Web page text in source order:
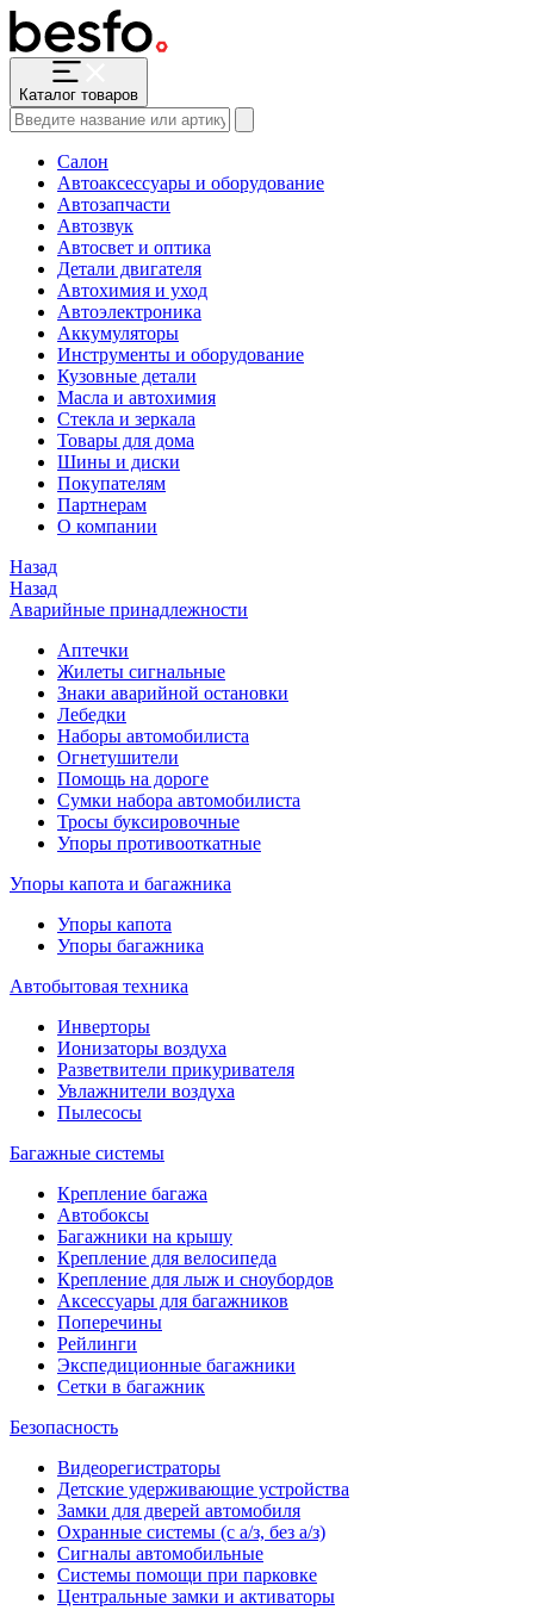
Каталог товаров
Салон
Автоаксессуары и оборудование
Автозапчасти
Автозвук
Автосвет и оптика
Детали двигателя
Автохимия и уход
Автоэлектроника
Аккумуляторы
Инструменты и оборудование
Кузовные детали
Масла и автохимия
Стекла и зеркала
Товары для дома
Шины и диски
Покупателям
Партнерам
О компании
Назад
Назад
Аварийные принадлежности
Аптечки
Жилеты сигнальные
Знаки аварийной остановки
Лебедки
Наборы автомобилиста
Огнетушители
Помощь на дороге
Сумки набора автомобилиста
Тросы буксировочные
Упоры противооткатные
Упоры капота и багажника
Упоры капота
Упоры багажника
Автобытовая техника
Инверторы
Ионизаторы воздуха
Разветвители прикуривателя
Увлажнители воздуха
Пылесосы
Багажные системы
Крепление багажа
Автобоксы
Багажники на крышу
Крепление для велосипеда
Крепление для лыж и сноубордов
Аксессуары для багажников
Поперечины
Рейлинги
Экспедиционные багажники
Сетки в багажник
Безопасность
Видеорегистраторы
Детские удерживающие устройства
Замки для дверей автомобиля
Охранные системы (с а/з, без а/з)
Сигналы автомобильные
Системы помощи при парковке
Центральные замки и активаторы